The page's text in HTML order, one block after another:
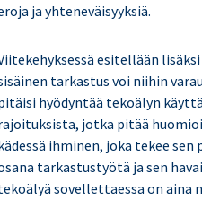
ja yhteneväisyyksiä.
esitellään
tarkastus voi niihin
hyödyntää tekoälyn
jotka pitää
ihminen, joka tekee
tarkastustyötä ja sen
sovellettaessa on aina